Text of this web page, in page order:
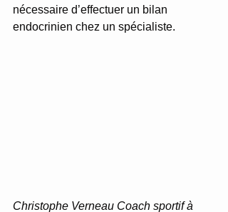
nécessaire d’effectuer un bilan
endocrinien chez un spécialiste.
Christophe Verneau Coach sportif à